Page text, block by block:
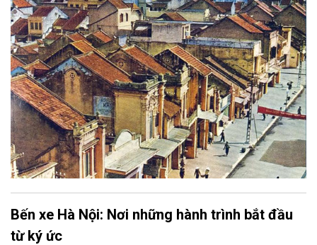
Bến xe Hà Nội: Nơi những hành trình bắt đầu
từ ký ức